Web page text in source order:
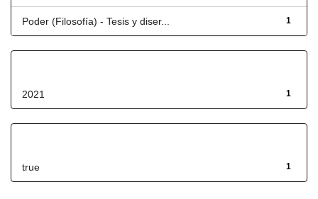
1
Poder (Filosofía) - Tesis y diser...
1
2021
1
true